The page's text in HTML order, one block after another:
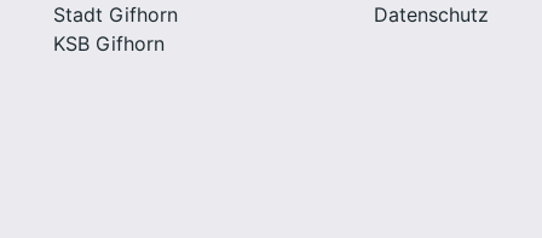
Stadt Gifhorn
KSB Gifhorn
Datenschutz